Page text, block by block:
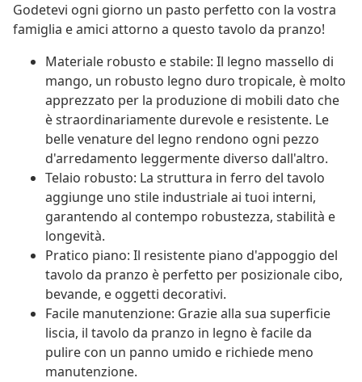
Godetevi ogni giorno un pasto perfetto con la vostra
famiglia e amici attorno a questo tavolo da pranzo!
Materiale robusto e stabile: Il legno massello di
mango, un robusto legno duro tropicale, è molto
apprezzato per la produzione di mobili dato che
è straordinariamente durevole e resistente. Le
belle venature del legno rendono ogni pezzo
d'arredamento leggermente diverso dall'altro.
Telaio robusto: La struttura in ferro del tavolo
aggiunge uno stile industriale ai tuoi interni,
garantendo al contempo robustezza, stabilità e
longevità.
Pratico piano: Il resistente piano d'appoggio del
tavolo da pranzo è perfetto per posizionale cibo,
bevande, e oggetti decorativi.
Facile manutenzione: Grazie alla sua superficie
liscia, il tavolo da pranzo in legno è facile da
pulire con un panno umido e richiede meno
manutenzione.